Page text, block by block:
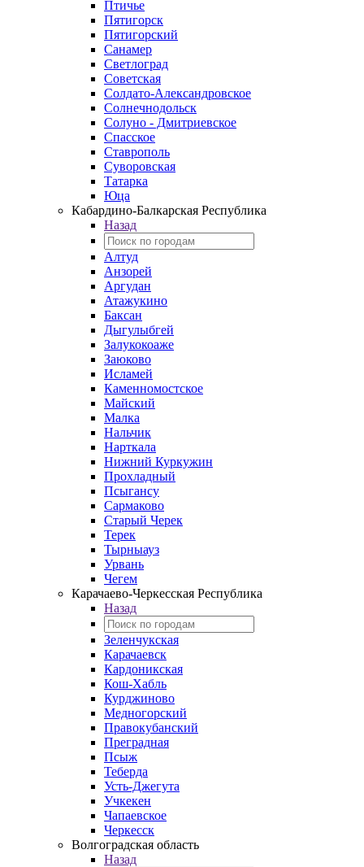
Птичье
Пятигорск
Пятигорский
Санамер
Светлоград
Советская
Солдато-Александровское
Солнечнодольск
Солуно - Дмитриевское
Спасское
Ставрополь
Суворовская
Татарка
Юца
Кабардино‑Балкарская Республика
Назад
Алтуд
Анзорей
Аргудан
Атажукино
Баксан
Дыгулыбгей
Залукокоаже
Заюково
Исламей
Каменномостское
Майский
Малка
Нальчик
Нарткала
Нижний Куркужин
Прохладный
Псыгансу
Сармаково
Старый Черек
Терек
Тырныауз
Урвань
Чегем
Карачаево-Черкесская Республика
Назад
Зеленчукская
Карачаевск
Кардоникская
Кош-Хабль
Курджиново
Медногорский
Правокубанский
Преградная
Псыж
Теберда
Усть-Джегута
Учкекен
Чапаевское
Черкесск
Волгоградская область
Назад